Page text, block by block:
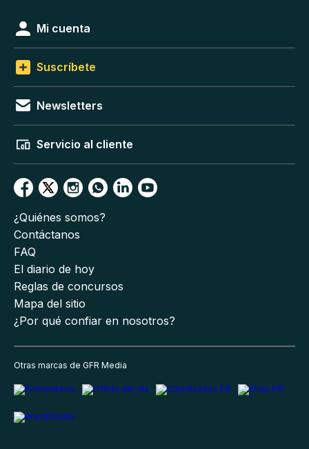
Mi cuenta
Suscríbete
Newsletters
Servicio al cliente
¿Quiénes somos?
Contáctanos
FAQ
El diario de hoy
Reglas de concursos
Mapa del sitio
¿Por qué confiar en nosotros?
Otras marcas de GFR Media